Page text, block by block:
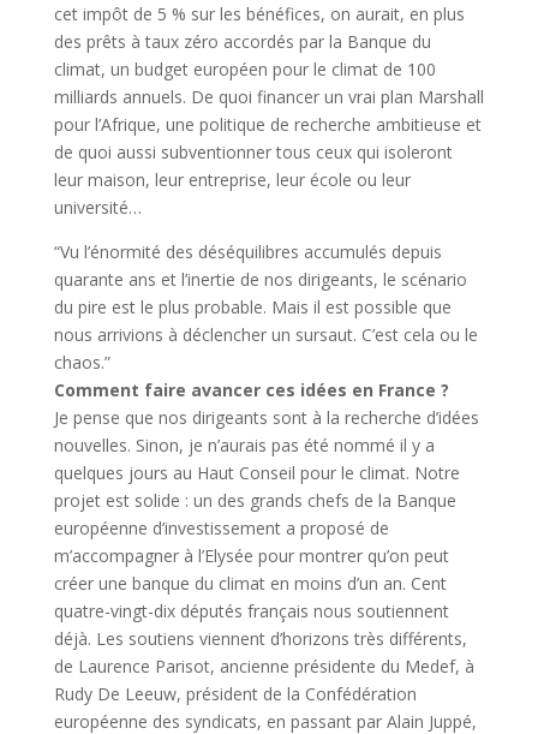
cet impôt de 5 % sur les bénéfices, on aurait, en plus
des prêts à taux zéro accordés par la Banque du
climat, un budget européen pour le climat de 100
milliards annuels. De quoi financer un vrai plan Marshall
pour l’Afrique, une politique de recherche ambitieuse et
de quoi aussi subventionner tous ceux qui isoleront
leur maison, leur entreprise, leur école ou leur
université…
“Vu l’énormité des déséquilibres accumulés depuis
quarante ans et l’inertie de nos dirigeants, le scénario
du pire est le plus probable. Mais il est possible que
nous arrivions à déclencher un sursaut. C’est cela ou le
chaos.”
Comment faire avancer ces idées en France ?
Je pense que nos dirigeants sont à la recherche d’idées
nouvelles. Sinon, je n’aurais pas été nommé il y a
quelques jours au Haut Conseil pour le climat. Notre
projet est solide : un des grands chefs de la Banque
européenne d’investissement a proposé de
m’accompagner à l’Elysée pour montrer qu’on peut
créer une banque du climat en moins d’un an. Cent
quatre-vingt-dix députés français nous soutiennent
déjà. Les soutiens viennent d’horizons très différents,
de Laurence Parisot, ancienne présidente du Medef, à
Rudy De Leeuw, président de la Confédération
européenne des syndicats, en passant par Alain Juppé,